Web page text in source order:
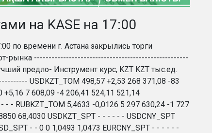
на KASE на 17:00
по времени г. Астана закрылись торги
рынка -----------------------------------------------------
предло- Инструмент курс, KZT KZT тыс.ед.
USDKZT_TOM 498,57 +2,53 268 371,08 -83
+5,16 7 608,09 -4 206,41 524,11 521,14
- - RUBKZT_TOM 5,4633 -0,0126 5 297 630,24 -1 727
68,4030 USDKZT_SPT - - - - - - USDCNY_SPT
- - 0 0 1,0493 1,0473 EURCNY_SPT - - - - - -